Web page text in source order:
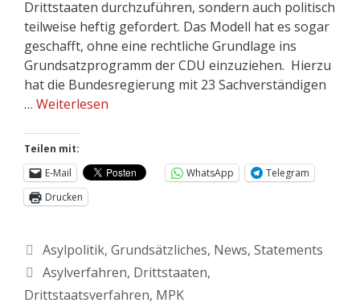
Drittstaaten durchzuführen, sondern auch politisch
teilweise heftig gefordert. Das Modell hat es sogar
geschafft, ohne eine rechtliche Grundlage ins
Grundsatzprogramm der CDU einzuziehen. Hierzu
hat die Bundesregierung mit 23 Sachverständigen
… Weiterlesen
Teilen mit:
E-Mail
WhatsApp
Telegram
Drucken
Asylpolitik, Grundsätzliches, News, Statements
Asylverfahren, Drittstaaten,
Drittstaatsverfahren, MPK